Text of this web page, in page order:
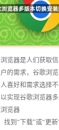
览器是人们获取
的需求，谷歌浏
喜好和需求选择
实现谷歌浏览器多
览器
到“下载”或“更新